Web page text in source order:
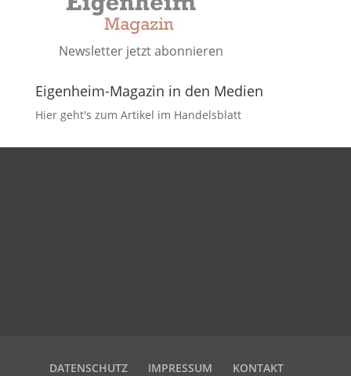
Newsletter jetzt abonnieren
Eigenheim-Magazin in den Medien
Hier geht's zum Artikel im Handelsblatt
DATENSCHUTZ
DATENSCHUTZ IMPRESSUM KONTAKT